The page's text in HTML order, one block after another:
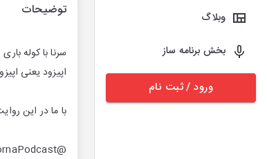
وبلاگ
بخش برنامه ساز
ورود / ثبت نام
توضیحات
سرنا با کوله
اپیزود یعنی
با ما در این
@SornaPodcast